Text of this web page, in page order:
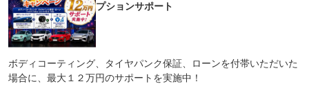
プションサポート
ボディコーティング、タイヤパンク保証、ローンを付帯いただいた
場合に、最大１２万円のサポートを実施中！